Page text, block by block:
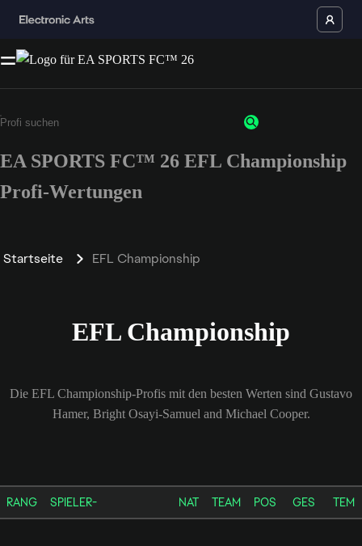
EA SPORTS FC™ 26 EFL Championship
Profi-Wertungen
Startseite EFL Championship
EFL Championship
Die EFL Championship-Profis mit den besten Werten sind Gustavo
Hamer, Bright Osayi-Samuel and Michael Cooper.
RANG SPIELER- NAT TEAM POS GES TEM